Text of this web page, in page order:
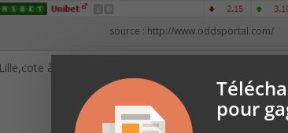
source : http://www.oddsportal.com/
à 2,23 chez 1xBet et 0,16u sur nul, cote à 3,22
pour